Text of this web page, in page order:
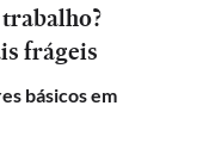
frágeis
básicos em